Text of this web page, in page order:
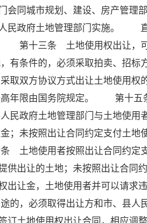
同城市规划、建设、房产管理部
人民政府土地管理部门实施。
第十三条 土地使用权出让，
条件的，必须采取拍卖、招标
双方协议方式出让土地使用权
高年限由国务院规定。 第十
政府土地管理部门与土地使用
未按照出让合同约定支付土地
土地使用者按照出让合同约定
供出让的土地；未按照出让合同
出让金，土地使用者并可以请求
，必须取得出让方和市、县人
订土地使用权出让合同，相应调